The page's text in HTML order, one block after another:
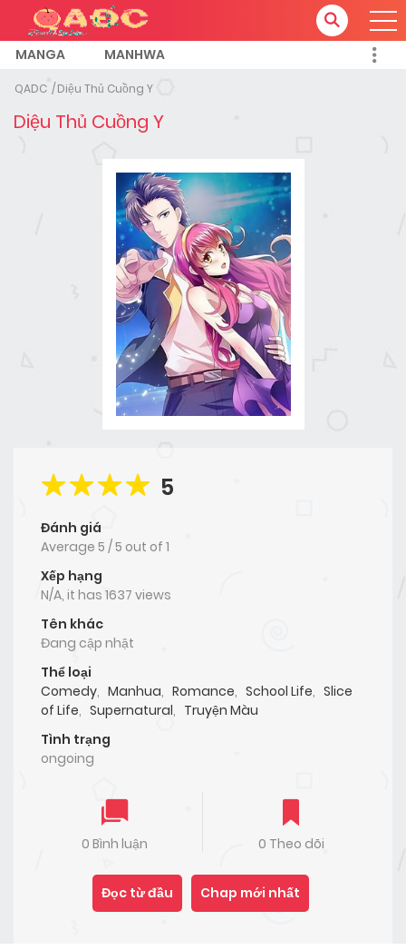
MANGA MANHWA
QADC Diệu Thủ Cuồng Y
Diệu Thủ Cuồng Y
5
Đánh giá
Average 5 /5 out of 1
Xếp hạng
N/A, it has 1637 views
Tên khác
Đang cập nhật
Thể loại
Comedy, Manhua, Romance, School Life, Slice
of Life, Supernatural, Truyện Màu
Tình trạng
ongoing
0 Bình luận 0 Theo dõi
Đọc từ đầu Chap mới nhất